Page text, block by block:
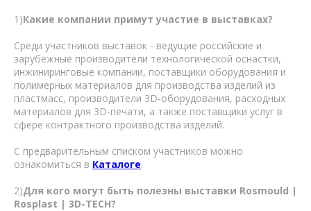
1)Какие компании примут участие в выставках?
Среди участников выставок - ведущие российские и
зарубежные производители технологической оснастки,
инжиниринговые компании, поставщики оборудования и
полимерных материалов для производства изделий из
пластмасс, производители 3D-оборудования, расходных
материалов для 3D-печати, а также поставщики услуг в
сфере контрактного производства изделий.
С предварительным списком участников можно
ознакомиться в Каталоге.
2)Для кого могут быть полезны выставки Rosmould |
Rosplast | 3D-TECH?